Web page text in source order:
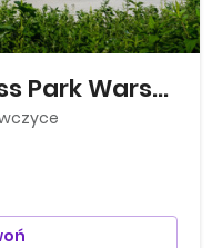
NordSpace Business Park Warszawa